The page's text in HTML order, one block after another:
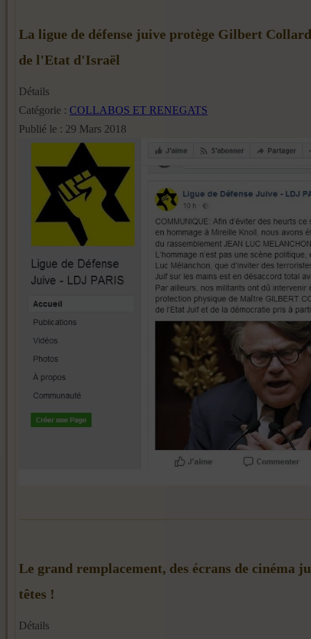
La ligue de défense juive protège Gilbert
de l'Etat d'Israël
Détails
Catégorie : COLLABOS ET RENEGATS
Publié le : 29 Mars 2018
Le grand remplacement, des écrans de cinéma
têtes !
Détails